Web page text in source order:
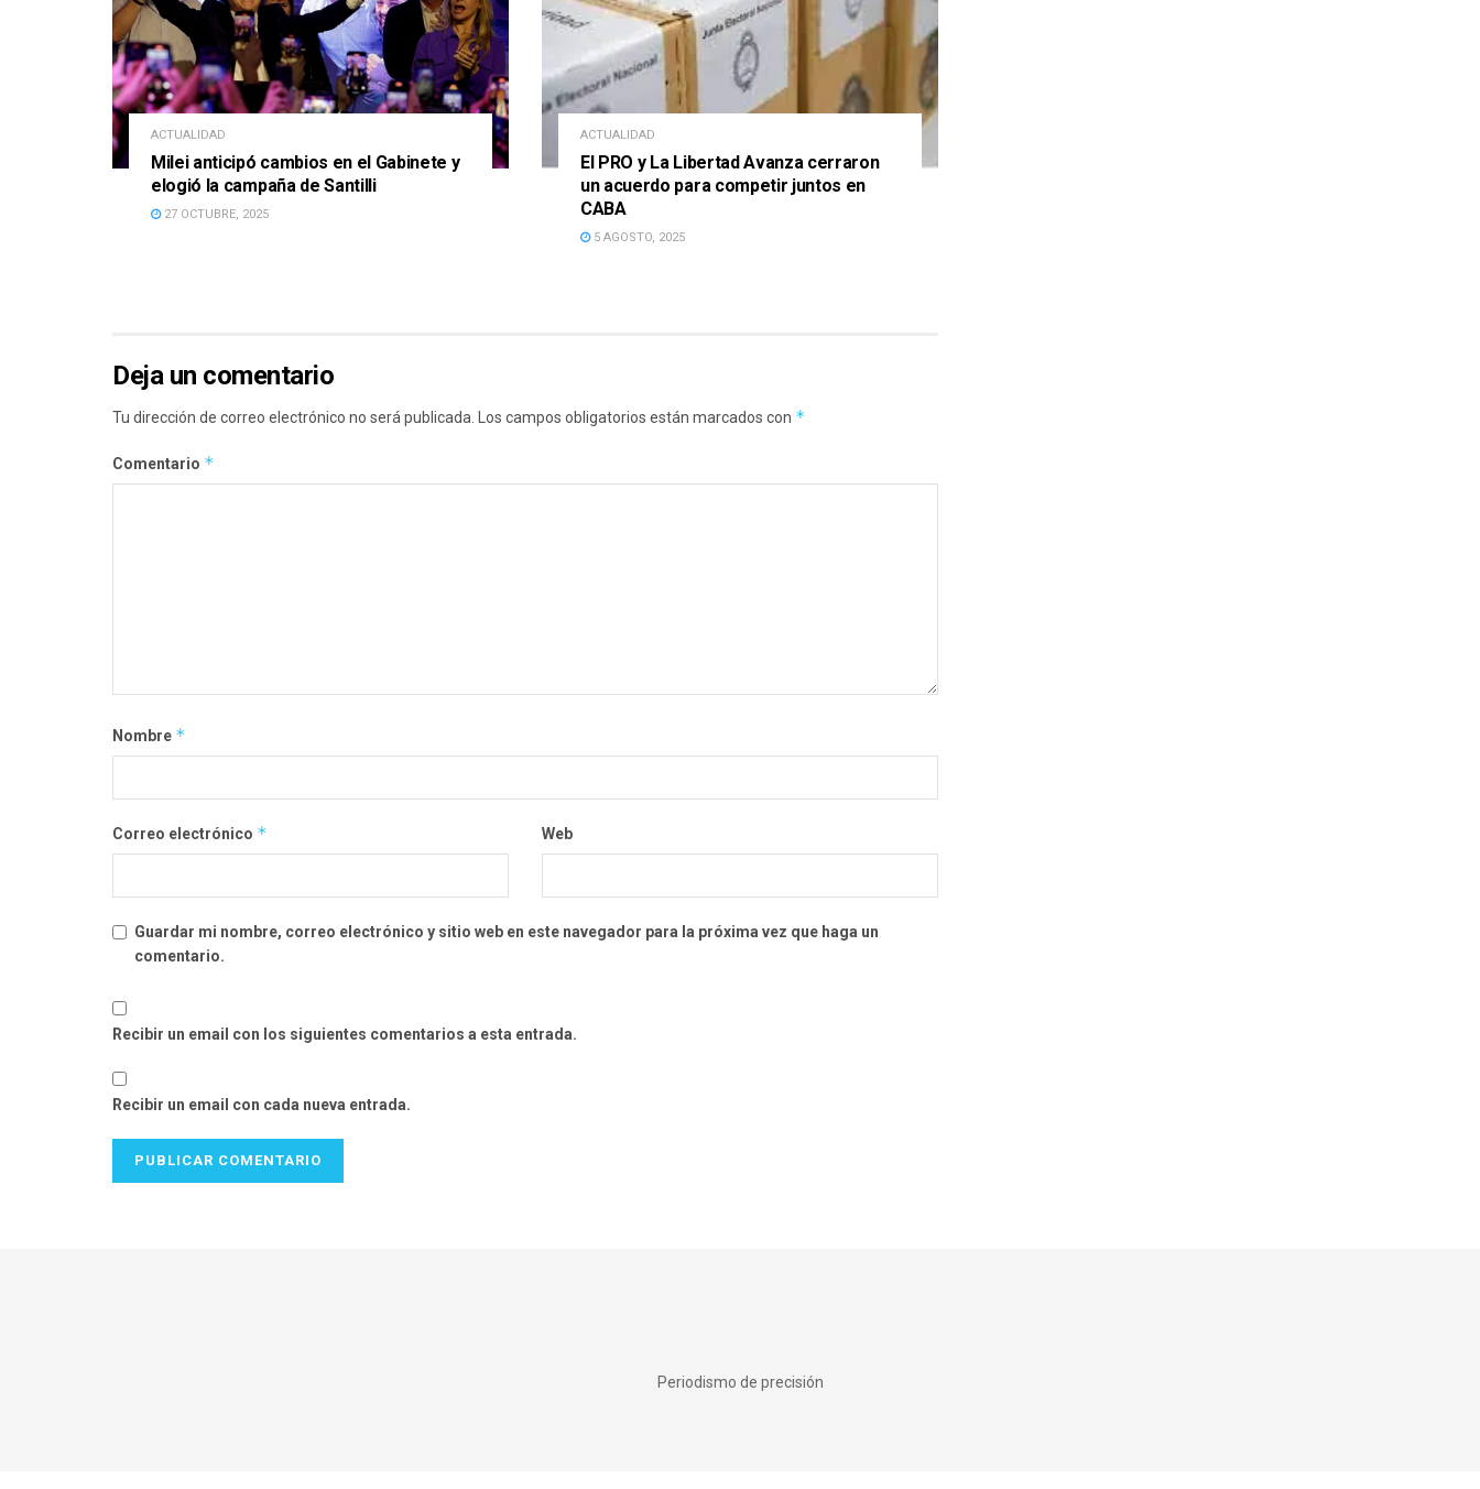
ACTUALIDAD
Milei anticipó cambios en el Gabinete y
elogió la campaña de Santilli
27 OCTUBRE, 2025
ACTUALIDAD
El PRO y La Libertad Avanza cerraron
un acuerdo para competir juntos en
CABA
5 AGOSTO, 2025
Deja un comentario
Tu dirección de correo electrónico no será publicada. Los campos obligatorios están marcados con *
Comentario *
Nombre *
Correo electrónico * Web
Guardar mi nombre, correo electrónico y sitio web en este navegador para la próxima vez que haga un
comentario.
Recibir un email con los siguientes comentarios a esta entrada.
Recibir un email con cada nueva entrada.
Periodismo de precisión